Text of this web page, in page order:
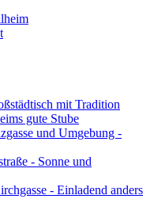
mit Tradition
gute Stube
und Umgebung -
- Sonne und
- Einladend anders